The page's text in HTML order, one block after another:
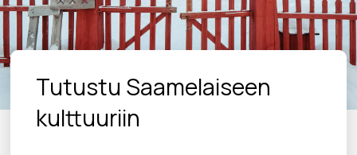
Tutustu Saamelaiseen
kulttuuriin